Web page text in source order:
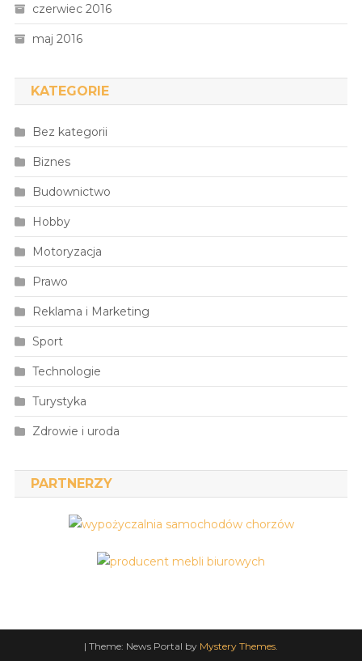
czerwiec 2016
maj 2016
KATEGORIE
Bez kategorii
Biznes
Budownictwo
Hobby
Motoryzacja
Prawo
Reklama i Marketing
Sport
Technologie
Turystyka
Zdrowie i uroda
PARTNERZY
| Theme: News Portal by Mystery Themes.